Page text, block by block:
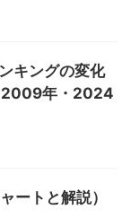
キングの変化
2009年・2024
ートと解説）